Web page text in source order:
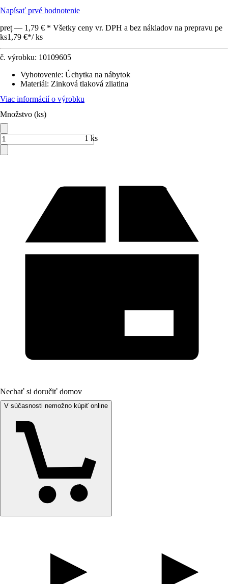
Napísať prvé hodnotenie
preț — 1,79 € * Všetky ceny vr. DPH a bez nákladov na prepravu pe
ks1,79 €*/ ks
č. výrobku: 10109605
Vyhotovenie: Úchytka na nábytok
Materiál: Zinková tlaková zliatina
Viac informácií o výrobku
Množstvo (ks)
1 ks
Nechať si doručiť domov
V súčasnosti nemožno kúpiť online